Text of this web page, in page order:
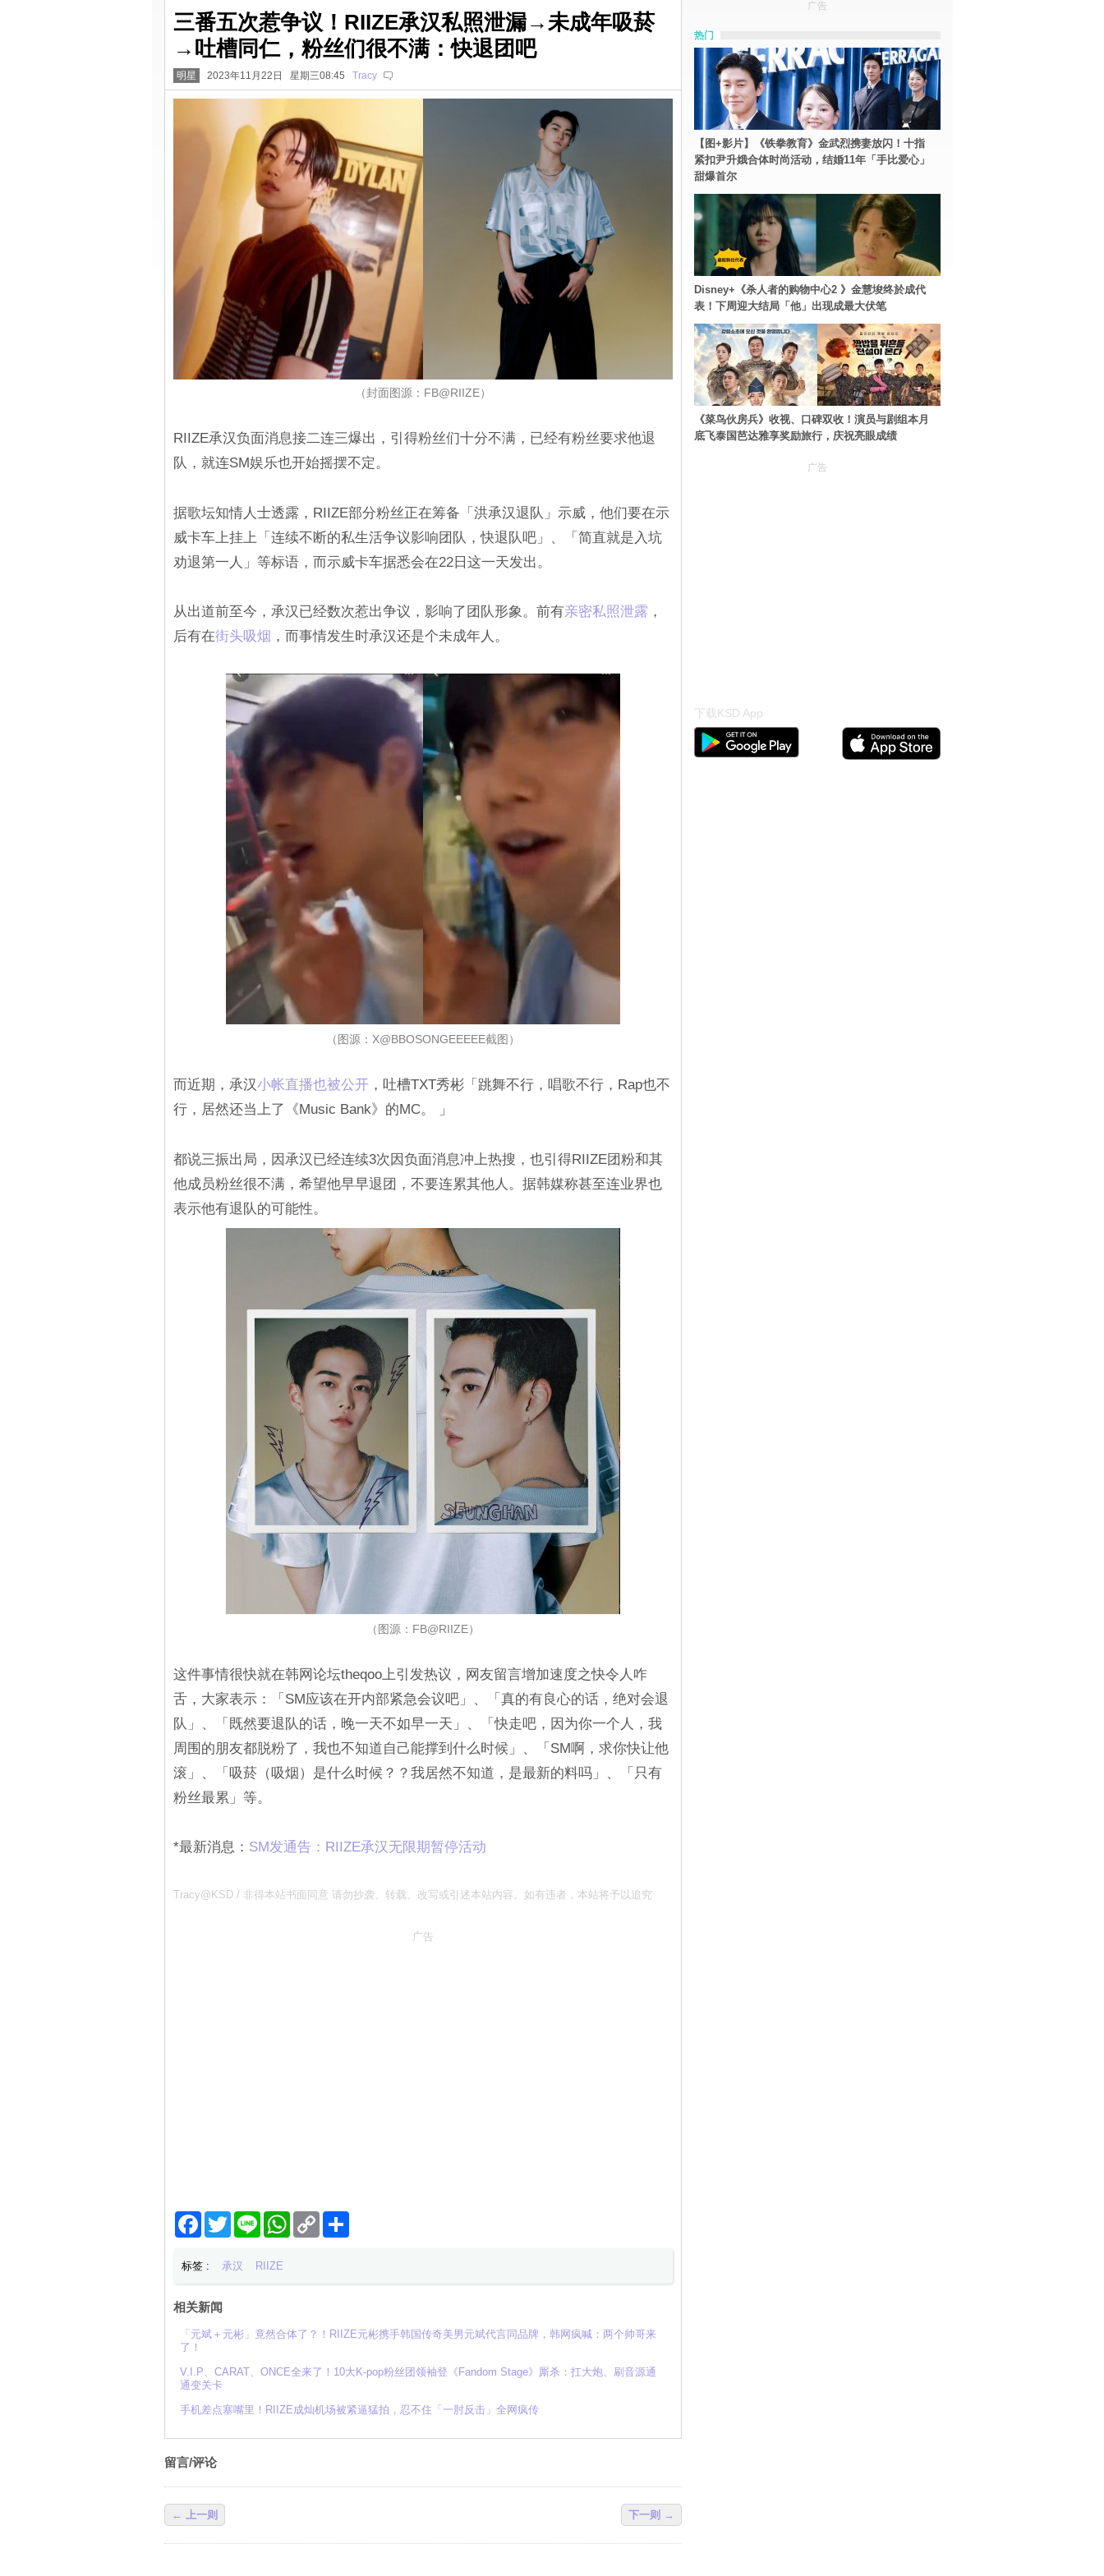
三番五次惹争议！RIIZE承汉私照泄漏→未成年吸菸
→吐槽同仁，粉丝们很不满：快退团吧
明星 2023年11月22日 星期三08:45 Tracy
（封面图源：FB@RIIZE）
RIIZE承汉负面消息接二连三爆出，引得粉丝们十分不满，已经有粉丝要求他退
队，就连SM娱乐也开始摇摆不定。
据歌坛知情人士透露，RIIZE部分粉丝正在筹备「洪承汉退队」示威，他们要在示
威卡车上挂上「连续不断的私生活争议影响团队，快退队吧」、「简直就是入坑
劝退第一人」等标语，而示威卡车据悉会在22日这一天发出。
从出道前至今，承汉已经数次惹出争议，影响了团队形象。前有亲密私照泄露 ，
后有在街头吸烟 ，而事情发生时承汉还是个未成年人。
（图源：X@BBOSONGEEEEE截图）
而近期，承汉小帐直播也被公开，吐槽TXT秀彬「跳舞不行，唱歌不行，Rap也不
行，居然还当上了《Music Bank》的MC。 」
都说三振出局，因承汉已经连续3次因负面消息冲上热搜，也引得RIIZE团粉和其
他成员粉丝很不满，希望他早早退团，不要连累其他人。据韩媒称甚至连业界也
表示他有退队的可能性。
（图源：FB@RIIZE）
这件事情很快就在韩网论坛theqoo上引发热议，网友留言增加速度之快令人咋
舌，大家表示：「SM应该在开内部紧急会议吧」、「真的有良心的话，绝对会退
队」、「既然要退队的话，晚一天不如早一天」、「快走吧，因为你一个人，我
周围的朋友都脱粉了，我也不知道自己能撑到什么时候」、「SM啊，求你快让他
滚」、「吸菸（吸烟）是什么时候？？我居然不知道，是最新的料吗」、「只有
粉丝最累」等。
*最新消息： SM发通告：RIIZE承汉无限期暂停活动
Tracy@KSD / 非得本站书面同意 请勿抄袭、转载、改写或引述本站内容。如有违者，本站将予以追究
广告
Facebook
TwitterLine WhatsApp
Copy
Link
分
标签 : 承汉 RIIZE
相关新闻
「元斌＋元彬」竟然合体了？！RIIZE元彬携手韩国传奇美男元斌代言同品牌，韩网疯喊：两个帅哥来
了！
V.I.P、CARAT、ONCE全来了！10大K-pop粉丝团领袖登《Fandom Stage》厮杀：扛大炮、刷音源通
通变关卡
手机差点塞嘴里！RIIZE成灿机场被紧逼猛拍，忍不住「一肘反击」全网疯传
留言/评论
← 上一则 下一则 →
广告
热门
【图+影片】《铁拳教育》金武烈携妻放闪！十指
紧扣尹升娥合体时尚活动，结婚11年「手比爱心」
甜爆首尔
Disney+《杀人者的购物中心2 》金慧埈终於成代
表！下周迎大结局「他」出现成最大伏笔
《菜鸟伙房兵》收视、口碑双收！演员与剧组本月
底飞泰国芭达雅享奖励旅行，庆祝亮眼成绩
广告
下载KSD App